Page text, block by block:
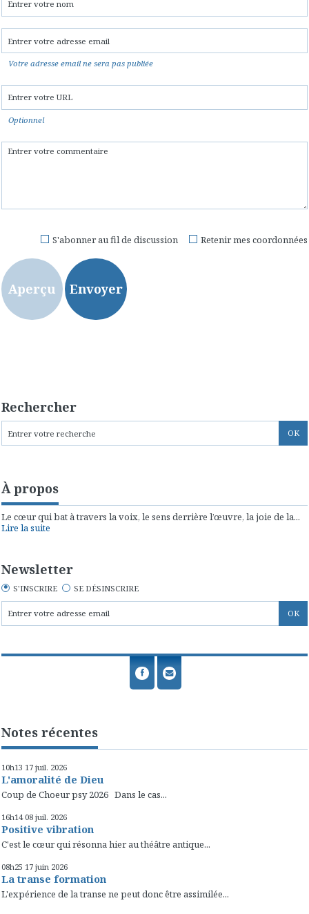
Votre adresse email ne sera pas publiée
Optionnel
Retenir mes coordonnées
S'abonner au fil de discussion
Rechercher
À propos
Le cœur qui bat à travers la voix, le sens derrière l’œuvre, la joie de la...
Lire la suite
Newsletter
S'INSCRIRE SE DÉSINSCRIRE
Notes récentes
10h13 17 juil. 2026
L'amoralité de Dieu
Coup de Choeur psy 2026 Dans le cas...
16h14 08 juil. 2026
Positive vibration
C'est le cœur qui résonna hier au théâtre antique...
08h25 17 juin 2026
La transe formation
L'expérience de la transe ne peut donc être assimilée...